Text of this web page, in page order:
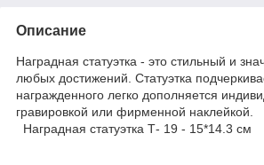
Описание
Наградная статуэтка - это стильный и
любых достижений. Статуэтка
награжденного легко дополняется
гравировкой или фирменной наклейкой.
Наградная статуэтка Т- 19 - 15*14.3 см